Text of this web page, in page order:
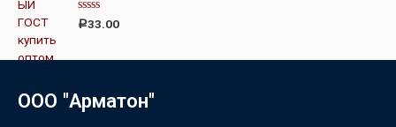
к
а
О
и
з
Р33.00
ООО "Арматон"